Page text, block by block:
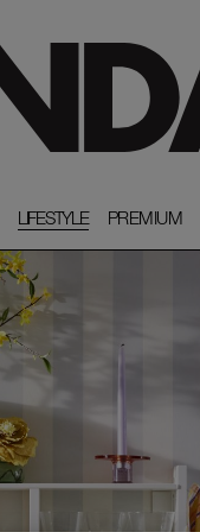
LIFESTYLE PREMIUM
PREMIUM